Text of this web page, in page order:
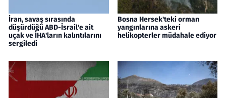
İran, savaş sırasında
düşürdüğü ABD-İsrail'e ait
uçak ve İHA'ların kalıntılarını
sergiledi
Bosna Hersek'teki orman
yangınlarına askeri
helikopterler müdahale ediyor